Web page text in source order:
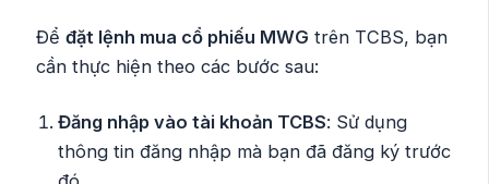
Đểđặt lệnh mua cổ phiếu MWG trên TCBS, bạn
cần thực hiện theo các bước sau:
Đăng nhập vào tài khoản TCBS: Sử dụng
thông tin đăng nhập mà bạn đã đăng ký trước